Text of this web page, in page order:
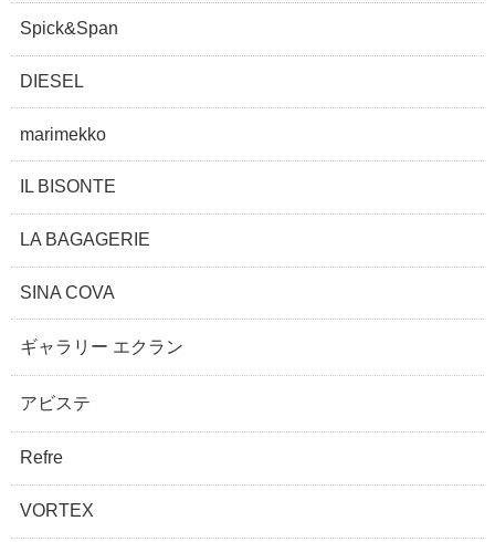
Spick&Span
DIESEL
marimekko
IL BISONTE
LA BAGAGERIE
SINA COVA
ギャラリー エクラン
アビステ
Refre
VORTEX